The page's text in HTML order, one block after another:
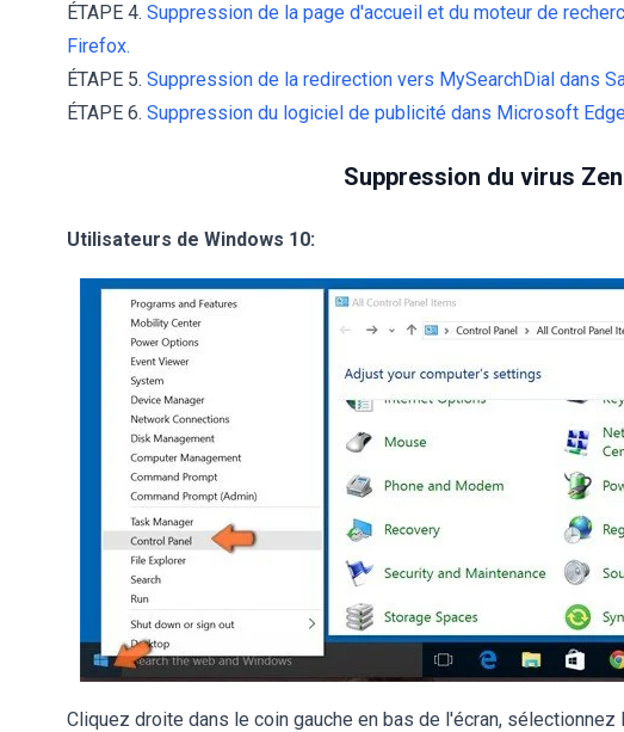
ÉTAPE 4. Suppression de la page d'accueil et du moteur de
Firefox.
ÉTAPE 5. Suppression de la redirection vers MySearchDial dans
ÉTAPE 6. Suppression du logiciel de publicité dans Microsoft
Suppression du virus
Utilisateurs de Windows 10:
Cliquez droite dans le coin gauche en bas de l'écran, sélectionnez